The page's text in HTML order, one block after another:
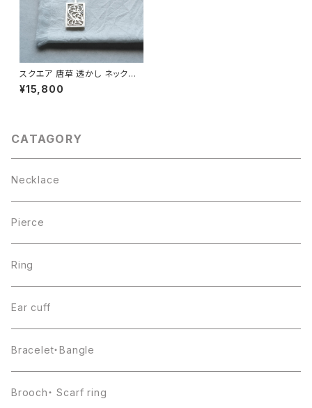
スクエア 唐草 透かし ネックレ
ス シルバー925 アラベスク 石
付き レディース ユニセックス
¥15,800
CATAGORY
Necklace
Pierce
Ring
Ear cuff
Bracelet・Bangle
Brooch・ Scarf ring